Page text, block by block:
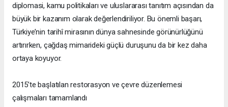
diplomasi, kamu politikaları ve uluslararası tanıtım açısından da
büyük bir kazanım olarak değerlendiriliyor. Bu önemli başarı,
Türkiye’nin tarihî mirasının dünya sahnesinde görünürlüğünü
artırırken, çağdaş mimarideki güçlü duruşunu da bir kez daha
ortaya koyuyor.
2015’te başlatılan restorasyon ve çevre düzenlemesi
çalışmaları tamamlandı